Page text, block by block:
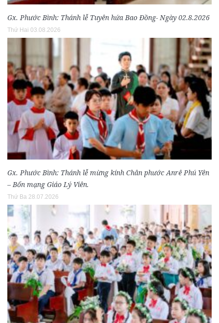
Gx. Phước Bình: Thánh lễ Tuyên hứa Bao Đồng- Ngày 02.8.2026
Thứ Hai 03.08.2026
Gx. Phước Bình: Thánh lễ mừng kính Chân phước Anrê Phú Yên
– Bổn mạng Giáo Lý Viên.
Thứ Ba 28.07.2026